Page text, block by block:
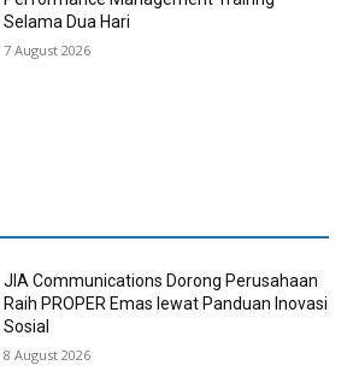
Selama Dua Hari
7 August 2026
JIA Communications Dorong Perusahaan
Raih PROPER Emas lewat Panduan Inovasi
Sosial
8 August 2026